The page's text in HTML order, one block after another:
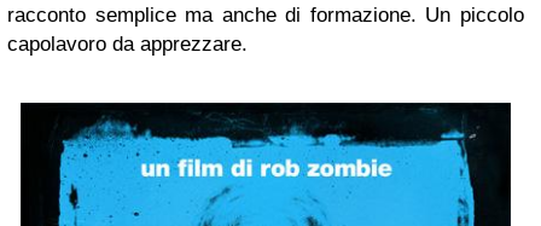
racconto semplice ma anche di formazione. Un piccolo
capolavoro da apprezzare.